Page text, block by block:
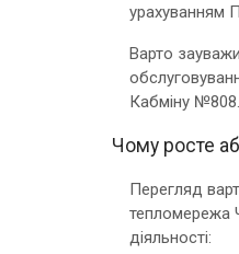
урахуванням
Варто
Кабміну №808.
Чому росте
Перегляд
тепломережа
діяльності: